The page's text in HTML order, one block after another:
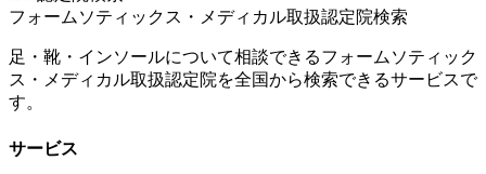
フォームソティックス・メディカル取扱認定院検索
足・靴・インソールについて相談できるフォームソティック
ス・メディカル取扱認定院を全国から検索できるサービスで
す。
サービス